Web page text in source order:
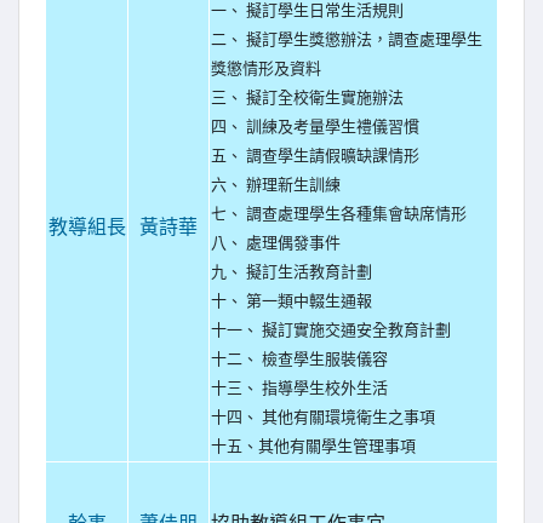
教導組長 黃詩華
一、 擬訂學生日常生活規則
二、 擬訂學生獎懲辦法，調查處理學生
獎懲情形及資料
三、 擬訂全校衛生實施辦法
四、 訓練及考量學生禮儀習慣
五、 調查學生請假曠缺課情形
六、 辦理新生訓練
七、 調查處理學生各種集會缺席情形
八、 處理偶發事件
九、 擬訂生活教育計劃
十、 第一類中輟生通報
十一、 擬訂實施交通安全教育計劃
十二、 檢查學生服裝儀容
十三、 指導學生校外生活
十四、 其他有關環境衛生之事項
十五、其他有關學生管理事項